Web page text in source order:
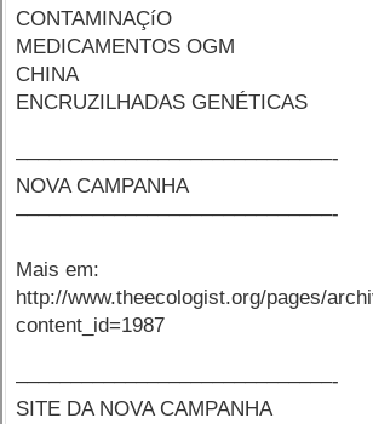
CONTAMINAÇíO
MEDICAMENTOS OGM
CHINA
ENCRUZILHADAS GENÉTICAS
–––––––––––––––––––––––––––––-
NOVA CAMPANHA
–––––––––––––––––––––––––––––-
Mais em:
http://www.theecologist.org/pages/
content_id=1987
–––––––––––––––––––––––––––––-
SITE DA NOVA CAMPANHA